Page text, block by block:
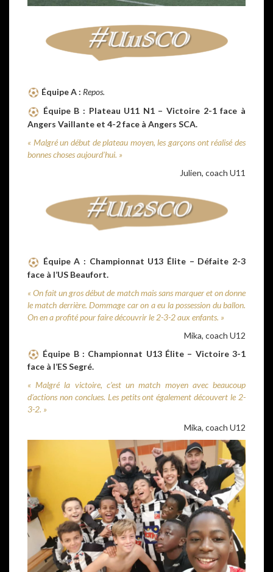
Équipe A : Repos.
Équipe B : Plateau U11 N1 – Victoire 2-1 face à
Angers Vaillante et 4-2 face à Angers SCA.
« Malgré un début de plateau moyen, les garçons ont réalisé des
bonnes choses aujourd’hui. »
Julien, coach U11
Équipe A : Championnat U13 Élite – Défaite 2-3
face à l’US Beaufort.
« On fait un gros début de match mais sans marquer et on donne
le match derrière. Dommage car on a eu la possession du ballon.
On en a profité pour faire découvrir le 2-3-2 aux enfants. »
Mika, coach U12
Équipe B : Championnat U13 Élite – Victoire 3-1
face à l’ES Segré.
« Malgré la victoire, c’est un match moyen avec beaucoup
d’actions non conclues. Les petits ont également découvert le 2-
3-2. »
Mika, coach U12